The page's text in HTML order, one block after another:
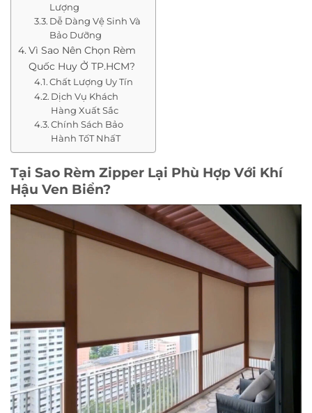
Lượng
Dễ Dàng Vệ Sinh Và
Bảo Dưỡng
Vì Sao Nên Chọn Rèm
Quốc Huy Ở TP.HCM?
Chất Lượng Uy Tín
Dịch Vụ Khách
Hàng Xuất Sắc
Chính Sách Bảo
Hành TốT NhấT
Tại Sao Rèm Zipper Lại Phù Hợp Với Khí
Hậu Ven Biển?